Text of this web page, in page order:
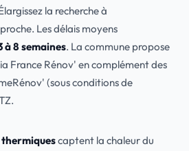
la recherche à
Les délais moyens
à 8 semaines. La commune propose
France Rénov' en complément des
(sous conditions de
captent la chaleur du